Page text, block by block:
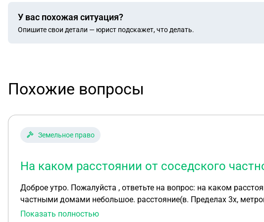
У вас похожая ситуация?
Опишите свои детали — юрист подскажет, что делать.
Похожие вопросы
Земельное право
На каком расстоянии от соседского
Доброе утро. Пожалуйста , ответьте на вопрос: на каком
частными домами небольшое. расстояние(в. Пределах 3х,
секторе. Тем более постройки частных домов в Богородске были
Показать полностью